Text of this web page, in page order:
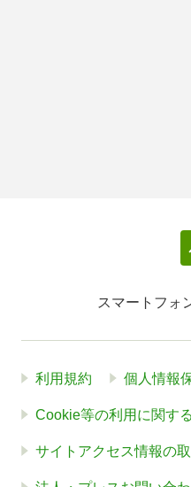
スマートフォ
利用規約 個人情報
Cookie等の利用に関す
サイトアクセス情報の